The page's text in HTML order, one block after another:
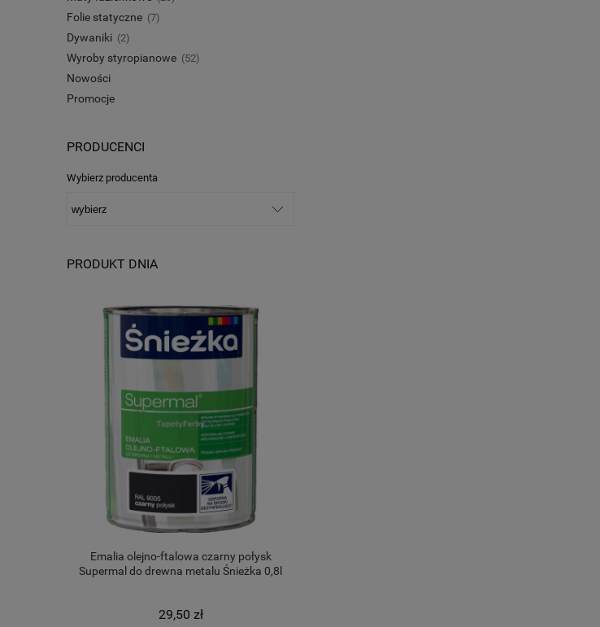
Folie statyczne (7)
Dywaniki (2)
Wyroby styropianowe (52)
Nowości
Promocje
PRODUCENCI
Wybierz producenta
PRODUKT DNIA
Emalia olejno-ftalowa czarny połysk
Supermal do drewna metalu Śnieżka 0,8l
29,50 zł